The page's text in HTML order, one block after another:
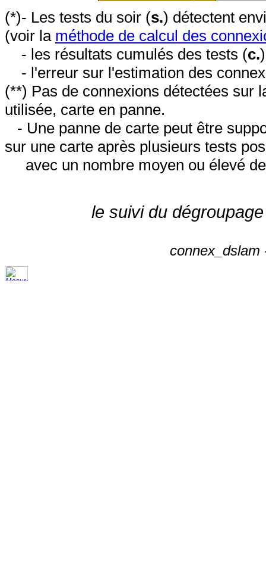
(*)- Les tests du soir (s.) détectent
(voir la méthode de calcul des
- les résultats cumulés des tests (c.
- l'erreur sur l'estimation des
(**) Pas de connexions détectées sur
utilisée, carte en panne.
- Une panne de carte peut être
sur une carte après plusieurs tests
avec un nombre moyen ou élevé
le suivi du
connex_dslam